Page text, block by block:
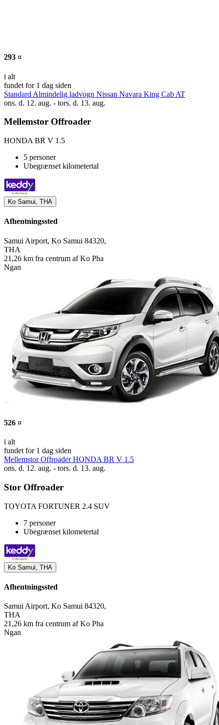
293 ¤
i alt
fundet for 1 dag siden
Standard Almindelig ladvogn Nissan Navara King Cab AT
ons. d. 12. aug. - tors. d. 13. aug.
Mellemstor Offroader
HONDA BR V 1.5
5 personer
Ubegrænset kilometertal
Ko Samui, THA
Afhentningssted
Samui Airport, Ko Samui 84320,
THA
21,26 km fra centrum af Ko Pha
Ngan
526 ¤
i alt
fundet for 1 dag siden
Mellemstor Offroader HONDA BR V 1.5
ons. d. 12. aug. - tors. d. 13. aug.
Stor Offroader
TOYOTA FORTUNER 2.4 SUV
7 personer
Ubegrænset kilometertal
Ko Samui, THA
Afhentningssted
Samui Airport, Ko Samui 84320,
THA
21,26 km fra centrum af Ko Pha
Ngan